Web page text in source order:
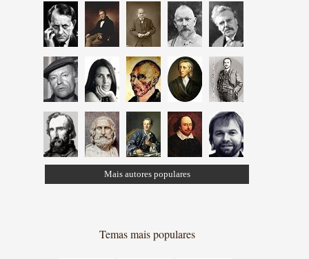
Mais autores populares
Temas mais populares